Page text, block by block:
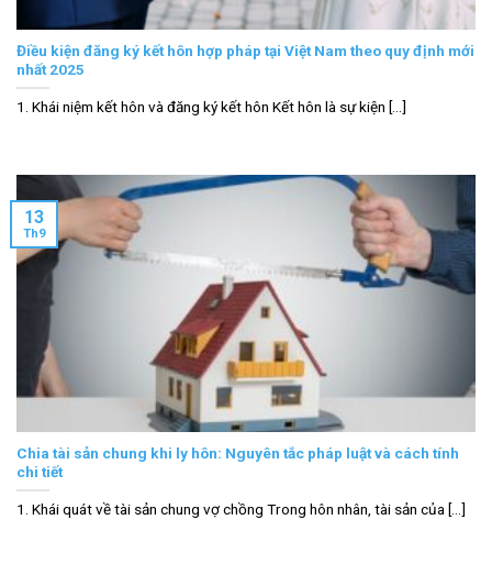
Điều kiện đăng ký kết hôn hợp pháp tại Việt Nam theo quy định mới
nhất 2025
1. Khái niệm kết hôn và đăng ký kết hôn Kết hôn là sự kiện [...]
Chia tài sản chung khi ly hôn: Nguyên tắc pháp luật và cách tính
chi tiết
1. Khái quát về tài sản chung vợ chồng Trong hôn nhân, tài sản của [...]
13
Th9